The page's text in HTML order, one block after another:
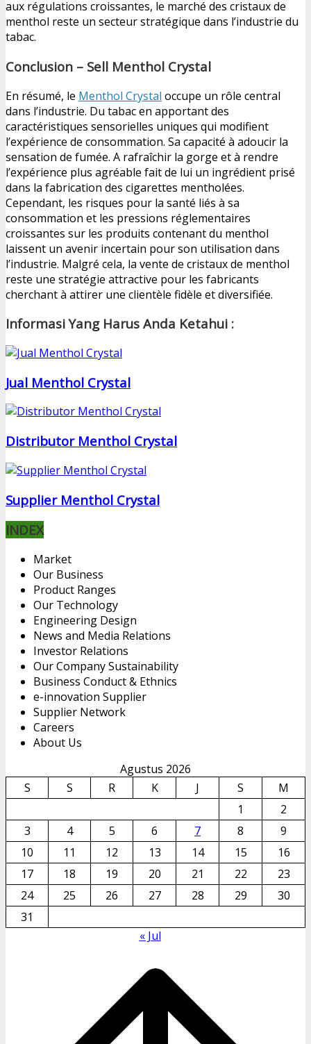
aux régulations croissantes, le marché des cristaux de
menthol reste un secteur stratégique dans l’industrie du
tabac.
Conclusion – Sell Menthol Crystal
En résumé, le Menthol Crystal occupe un rôle central
dans l’industrie. Du tabac en apportant des
caractéristiques sensorielles uniques qui modifient
l’expérience de consommation. Sa capacité à adoucir la
sensation de fumée. A rafraîchir la gorge et à rendre
l’expérience plus agréable fait de lui un ingrédient prisé
dans la fabrication des cigarettes mentholées.
Cependant, les risques pour la santé liés à sa
consommation et les pressions réglementaires
croissantes sur les produits contenant du menthol
laissent un avenir incertain pour son utilisation dans
l’industrie. Malgré cela, la vente de cristaux de menthol
reste une stratégie attractive pour les fabricants
cherchant à attirer une clientèle fidèle et diversifiée.
Informasi Yang Harus Anda Ketahui :
Jual Menthol Crystal
Distributor Menthol Crystal
Supplier Menthol Crystal
INDEX
Market
Our Business
Product Ranges
Our Technology
Engineering Design
News and Media Relations
Investor Relations
Our Company Sustainability
Business Conduct & Ethnics
e-innovation Supplier
Supplier Network
Careers
About Us
Agustus 2026
S
S R K J S
M
1
2
3
4 5 6 7 8
9
10
11 12 13 14 15
16
17
18 19 20 21 22
23
24
25 26 27 28 29
30
31
« Jul